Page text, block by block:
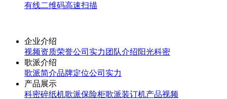
有线二维码高速扫描
企业介绍
视频资质荣誉公司实力 团队介绍阳光科密
歌派介绍
歌派简介品牌定位公司实力
产品展示
科密碎纸机歌派保险柜歌派装订机产品视频